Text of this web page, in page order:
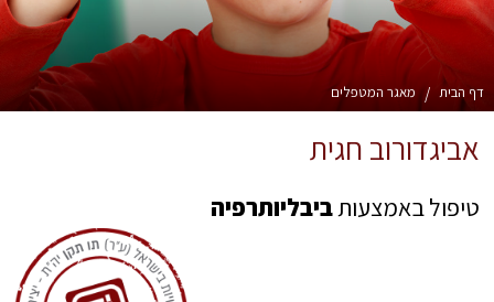
דף הבית / מאגר המטפלים
אביגדורוב חגית
טיפול באמצעותביבליותרפיה